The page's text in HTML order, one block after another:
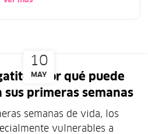
10
MAYpor qué puede
sus primeras semanas
semanas de vida, los
vulnerables a